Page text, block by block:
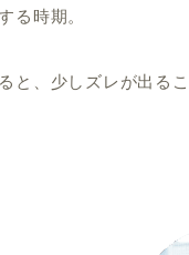
る時期。
と、少しズレが出る